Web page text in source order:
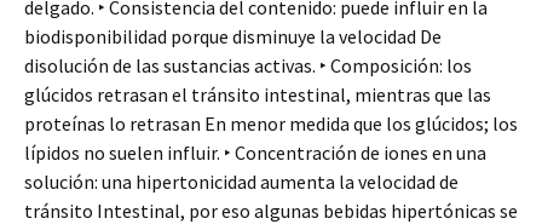
delgado. ‣ Consistencia del contenido: puede influir en la
biodisponibilidad porque disminuye la velocidad De
disolución de las sustancias activas. ‣ Composición: los
glúcidos retrasan el tránsito intestinal, mientras que las
proteínas lo retrasan En menor medida que los glúcidos; los
lípidos no suelen influir. ‣ Concentración de iones en una
solución: una hipertonicidad aumenta la velocidad de
tránsito Intestinal, por eso algunas bebidas hipertónicas se